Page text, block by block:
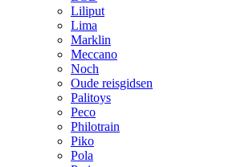
Liliput
Lima
Marklin
Meccano
Noch
Oude reisgidsen
Palitoys
Peco
Philotrain
Piko
Pola